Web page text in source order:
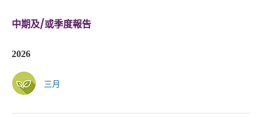
中期及/或季度報告
2026
三月